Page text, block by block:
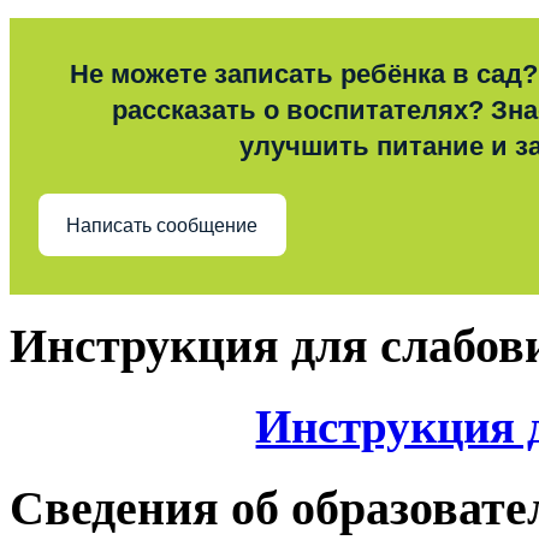
Не можете записать ребёнка в
рассказать о воспитателях?
улучшить питание и
Написать сообщение
Инструкция для
Инструкция
Сведения об